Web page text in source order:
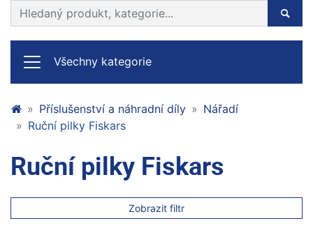
Prohledat web
Všechny kategorie
Příslušenství a náhradní díly
Nářadí
Ruční pilky Fiskars
Ruční pilky Fiskars
Zobrazit filtr